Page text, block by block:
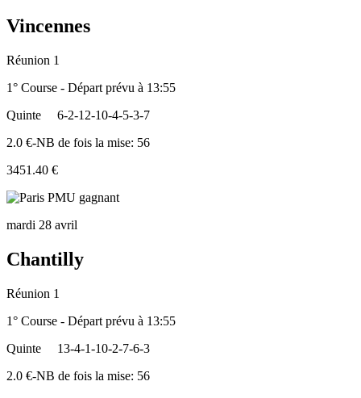
Vincennes
Réunion 1
1° Course - Départ prévu à 13:55
Quinte
6-2-12-10-4-5-3-7
2.0 €-NB de fois la mise: 56
3451.40 €
mardi 28 avril
Chantilly
Réunion 1
1° Course - Départ prévu à 13:55
Quinte
13-4-1-10-2-7-6-3
2.0 €-NB de fois la mise: 56